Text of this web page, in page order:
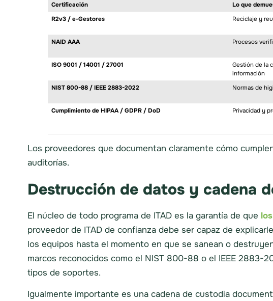
Certificación Lo que
R2v3 / e-Gestores
Reciclaje y
NAID AAA
Procesos
ISO 9001 / 14001 / 27001
Gestión de la
información
NIST 800-88 / IEEE 2883-2022
Normas de
Cumplimiento de HIPAA / GDPR / DoD
Privacidad y
Los proveedores que documentan claramente cómo
auditorías.
Destrucción de datos y cadena
El núcleo de todo programa de ITAD es la garantía de que
proveedor de ITAD de confianza debe ser capaz de
los equipos hasta el momento en que se sanean o
marcos reconocidos como el NIST 800-88 o el IEEE 2883-
tipos de soportes.
Igualmente importante es una cadena de custodia